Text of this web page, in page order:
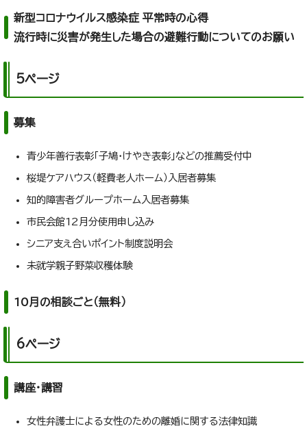
新型コロナウイルス感染症 平常時の心得
流行時に災害が発生した場合の避難行動についてのお願い
5ページ
募集
青少年善行表彰「子鳩・けやき表彰」などの推薦受付中
桜堤ケアハウス（軽費老人ホーム）入居者募集
知的障害者グループホーム入居者募集
市民会館12月分使用申し込み
シニア支え合いポイント制度説明会
未就学親子野菜収穫体験
10月の相談ごと（無料）
6ページ
講座・講習
女性弁護士による女性のための離婚に関する法律知識